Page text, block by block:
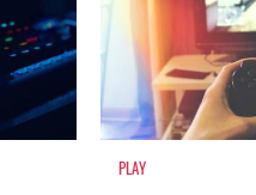
PLAY